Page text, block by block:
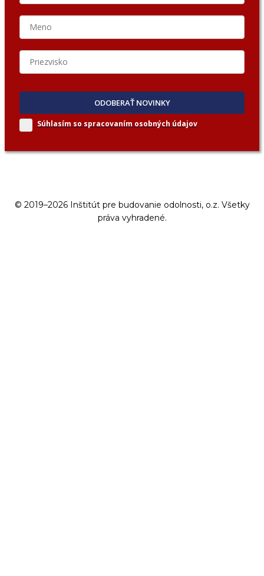
ODOBERAŤ NOVINKY
Súhlasím so spracovaním osobných údajov
© 2019–2026 Inštitút pre budovanie odolnosti, o.z. Všetky
práva vyhradené.